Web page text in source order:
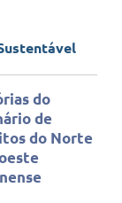
do
de
do Norte